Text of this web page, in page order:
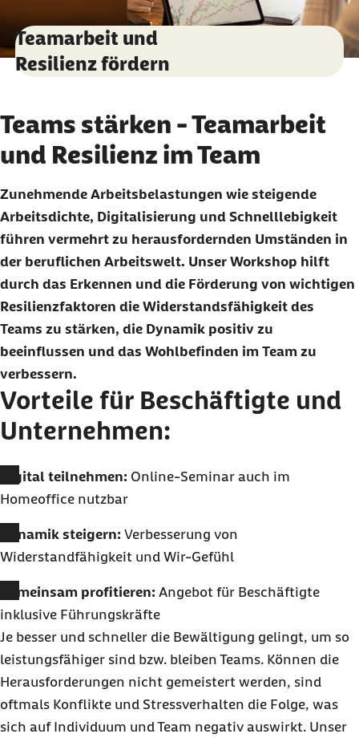
Teamarbeit und
Resilienz fördern
Teams stärken - Teamarbeit
und Resilienz im Team
Zunehmende Arbeitsbelastungen wie steigende
Arbeitsdichte, Digitalisierung und Schnelllebigkeit
führen vermehrt zu herausfordernden Umständen in
der beruflichen Arbeitswelt. Unser Workshop hilft
durch das Erkennen und die Förderung von wichtigen
Resilienzfaktoren die Widerstandsfähigkeit des
Teams zu stärken, die Dynamik positiv zu
beeinflussen und das Wohlbefinden im Team zu
verbessern.
Vorteile für Beschäftigte und
Unternehmen:
Digital teilnehmen: Online-Seminar auch im
Homeoffice nutzbar
Dynamik steigern: Verbesserung von
Widerstandfähigkeit und Wir-Gefühl
Gemeinsam profitieren: Angebot für Beschäftigte
inklusive Führungskräfte
Je besser und schneller die Bewältigung gelingt, um so
leistungsfähiger sind bzw. bleiben Teams. Können die
Herausforderungen nicht gemeistert werden, sind
oftmals Konflikte und Stressverhalten die Folge, was
sich auf Individuum und Team negativ auswirkt. Unser